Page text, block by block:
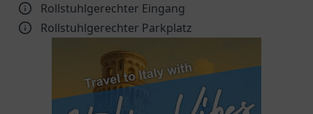
Rollstuhlgerechter Eingang
Rollstuhlgerechter Parkplatz